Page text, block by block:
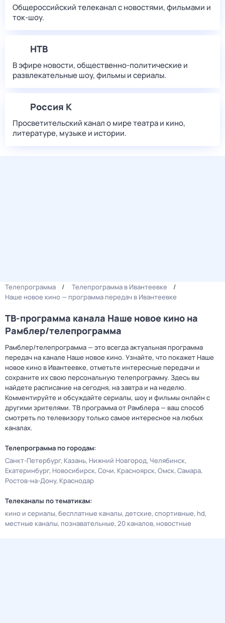
Общероссийский телеканал с новостями, фильмами и
ток-шоу.
НТВ
В эфире новости, общественно-политические и
развлекательные шоу, фильмы и сериалы.
Россия К
Просветительский канал о мире театра и кино,
литературе, музыке и истории.
Телепрограмма
Телепрограмма в Ивантеевке
Наше новое кино — программа передач в Ивантеевке
ТВ-программа канала Наше новое кино на
Рамблер/телепрограмма
Рамблер/телепрограмма — это всегда актуальная программа
передач на канале Наше новое кино. Узнайте, что покажет Наше
новое кино в Ивантеевке, отметьте интересные передачи и
сохраните их свою персональную телепрограмму. Здесь вы
найдете расписание на сегодня, на завтра и на неделю.
Комментируйте и обсуждайте сериалы, шоу и фильмы онлайн с
другими зрителями. ТВ программа от Рамблера — ваш способ
смотреть по телевизору только самое интересное на любых
каналах.
Телепрограмма по городам:
Санкт-Петербург Казань Нижний Новгород Челябинск
Екатеринбург Новосибирск Сочи Красноярск Омск Самара
Ростов-на-Дону Краснодар
Телеканалы по тематикам:
кино и сериалы бесплатные каналы детские спортивные hd
местные каналы познавательные 20 каналов новостные